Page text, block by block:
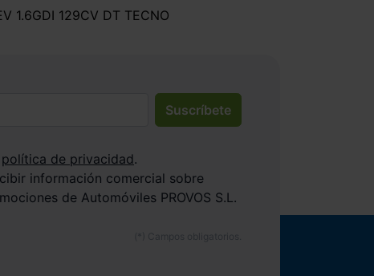
1.6GDI 129CV DT TECNO
Suscríbete
política de privacidad.
información comercial sobre
de Automóviles PROVOS S.L.